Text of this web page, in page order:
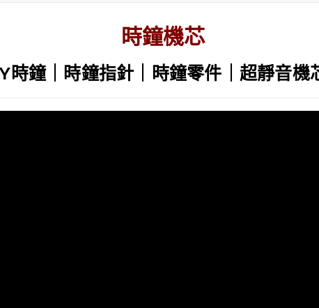
時鐘機芯
時鐘｜時鐘指針｜時鐘零件｜超靜音機